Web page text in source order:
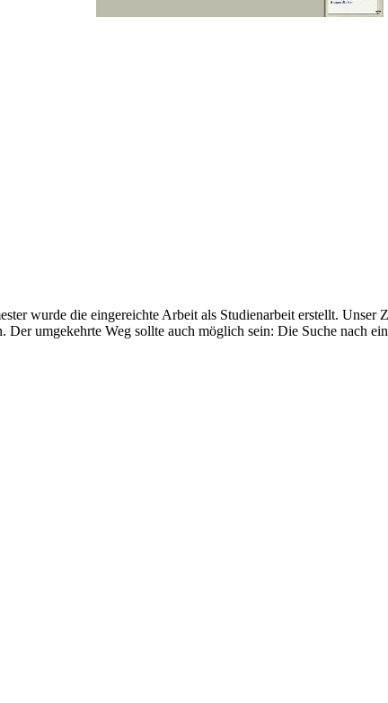
wurde die eingereichte Arbeit als Studienarbeit erstellt.
umgekehrte Weg sollte auch möglich sein: Die Suche nach